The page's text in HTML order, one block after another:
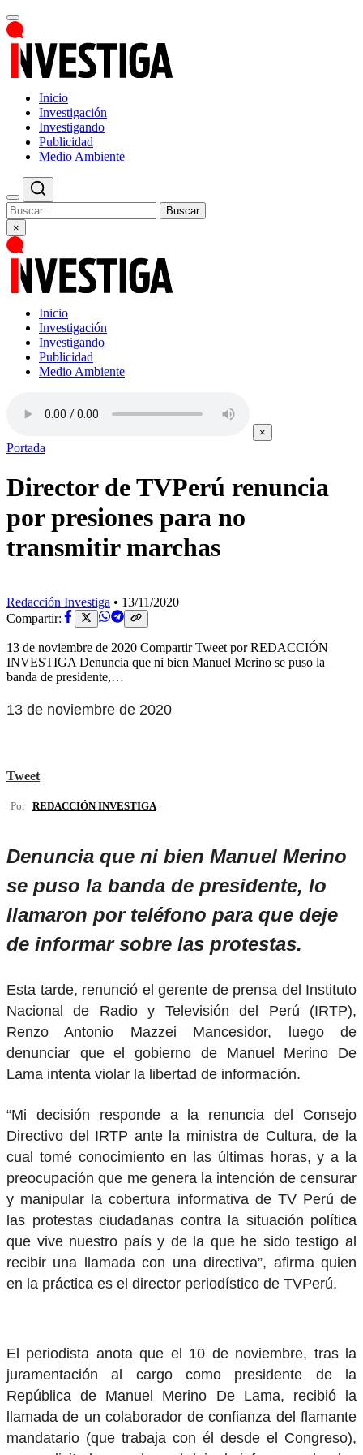
Inicio
Investigación
Investigando
Publicidad
Medio Ambiente
Buscar
×
Inicio
Investigación
Investigando
Publicidad
Medio Ambiente
×
Portada
Director de TVPerú renuncia
por presiones para no
transmitir marchas
Redacción Investiga • 13/11/2020
Compartir:
13 de noviembre de 2020 Compartir Tweet por REDACCIÓN
INVESTIGA Denuncia que ni bien Manuel Merino se puso la
banda de presidente,…
13 de noviembre de 2020
Tweet
Por REDACCIÓN INVESTIGA
Denuncia que ni bien Manuel Merino
se puso la banda de presidente, lo
llamaron por teléfono para que deje
de informar sobre las protestas.
Esta tarde, renunció el gerente de prensa del Instituto
Nacional de Radio y Televisión del Perú (IRTP),
Renzo Antonio Mazzei Mancesidor, luego de
denunciar que el gobierno de Manuel Merino De
Lama intenta violar la libertad de información.
“Mi decisión responde a la renuncia del Consejo
Directivo del IRTP ante la ministra de Cultura, de la
cual tomé conocimiento en las últimas horas, y a la
preocupación que me genera la intención de censurar
y manipular la cobertura informativa de TV Perú de
las protestas ciudadanas contra la situación política
que vive nuestro país y de la que he sido testigo al
recibir una llamada con una directiva”, afirma quien
en la práctica es el director periodístico de TVPerú.
El periodista anota que el 10 de noviembre, tras la
juramentación al cargo como presidente de la
República de Manuel Merino De Lama, recibió la
llamada de un colaborador de confianza del flamante
mandatario (que trabaja con él desde el Congreso),